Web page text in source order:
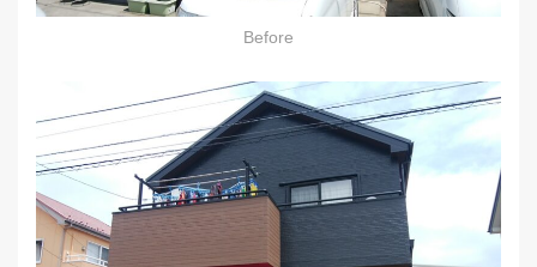
Before